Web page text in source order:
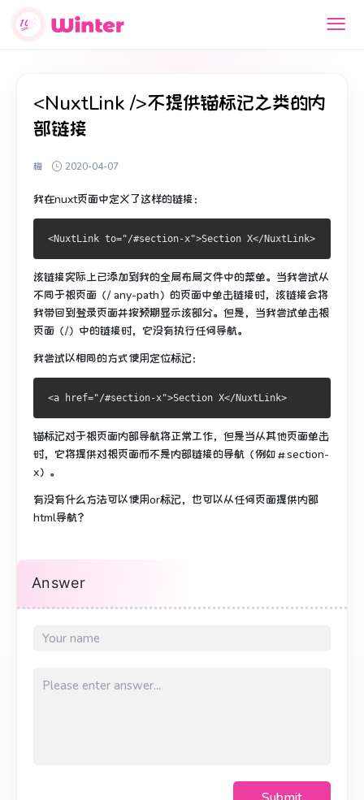
<NuxtLink />不提供锚标记之类的内
部链接
梅 2020-04-07
我在nuxt页面中定义了这样的链接：
该链接实际上已添加到我的全局布局文件中的菜单。 当我尝试从
不同于根页面（/ any-path）的页面中单击链接时，该链接会将
我带回到登录页面并按预期显示该部分。 但是，当我尝试单击根
页面（/）中的链接时，它没有执行任何导航。
我尝试以相同的方式使用定位标记：
锚标记对于根页面内部导航将正常工作，但是当从其他页面单击
时，它将提供对根页面而不是内部链接的导航（例如＃section-
x）。
有没有什么方法可以使用or标记，也可以从任何页面提供内部
html导航？
Answer